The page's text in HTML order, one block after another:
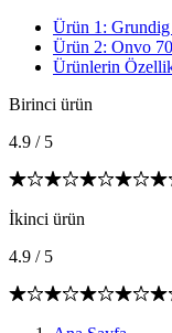
Ürün 1:
Ürün 2: Onvo
Ürünlerin Özellik
Birinci ürün
4.9 / 5
İkinci ürün
4.9 / 5